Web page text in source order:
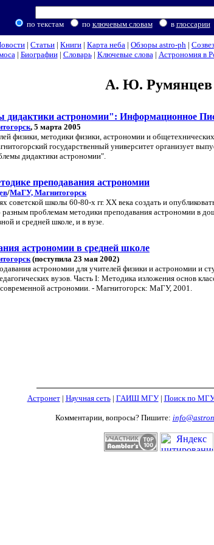
по текстам по ключевым словам в глоссарии
| Статьи | Книги | Карта неба | Обзоры astro-ph |
| Биографии| Словарь| Ключевые слова| Астрономия в
А. Ю. Румянцев
астрономии": Информационное
, 5 марта 2005
физики, методики физики, астрономии и
государственный университет организует
дидактики астрономии".
преподавания астрономии
/МаГУ, Магнитогорск
школы 60-80-х гг. ХХ века создать и
разным проблемам методики преподавания астрономии в
и средней школе, и в вузе.
астрономии в средней школе
(поступила 23 мая 2002)
астрономии для учителей физики и астрономии и
вузов. Часть I: Методика изложения основ
астрономии. - Магнитогорск: МаГУ, 2001.
Астронет| Научная сеть| ГАИШ МГУ| Поиск по
Комментарии, вопросы? Пишите: